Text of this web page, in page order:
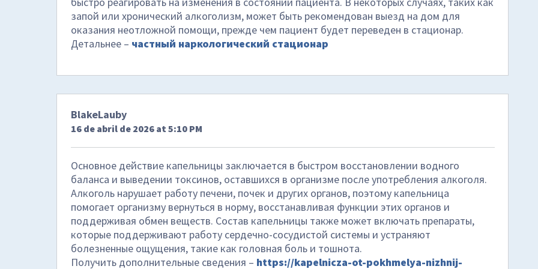
запой или хронический алкоголизм, может быть рекомендован выезд на дом для
оказания неотложной помощи, прежде чем пациент будет переведен в стационар.
Детальнее – частный наркологический стационар
BlakeLauby
16 de abril de 2026 at 5:10 PM
Основное действие капельницы заключается в быстром восстановлении водного
баланса и выведении токсинов, оставшихся в организме после употребления алкоголя.
Алкоголь нарушает работу печени, почек и других органов, поэтому капельница
помогает организму вернуться в норму, восстанавливая функции этих органов и
поддерживая обмен веществ. Состав капельницы также может включать препараты,
которые поддерживают работу сердечно-сосудистой системы и устраняют
болезненные ощущения, такие как головная боль и тошнота.
Получить дополнительные сведения – https://kapelnicza-ot-pokhmelya-nizhnij-